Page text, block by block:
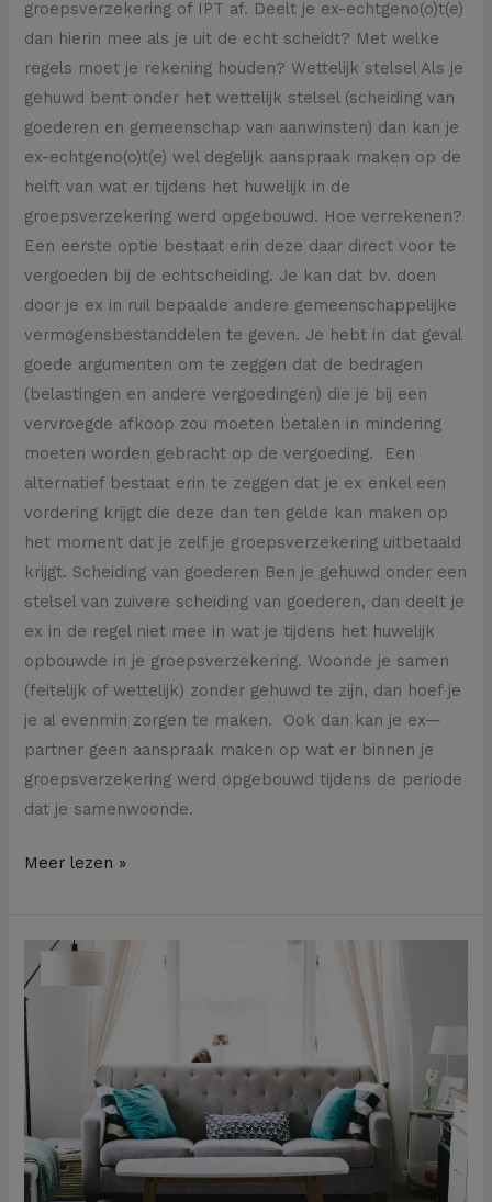
groepsverzekering of IPT af. Deelt je ex-echtgeno(o)t(e)
dan hierin mee als je uit de echt scheidt? Met welke
regels moet je rekening houden? Wettelijk stelsel Als je
gehuwd bent onder het wettelijk stelsel (scheiding van
goederen en gemeenschap van aanwinsten) dan kan je
ex-echtgeno(o)t(e) wel degelijk aanspraak maken op de
helft van wat er tijdens het huwelijk in de
groepsverzekering werd opgebouwd. Hoe verrekenen?
Een eerste optie bestaat erin deze daar direct voor te
vergoeden bij de echtscheiding. Je kan dat bv. doen
door je ex in ruil bepaalde andere gemeenschappelijke
vermogensbestanddelen te geven. Je hebt in dat geval
goede argumenten om te zeggen dat de bedragen
(belastingen en andere vergoedingen) die je bij een
vervroegde afkoop zou moeten betalen in mindering
moeten worden gebracht op de vergoeding. Een
alternatief bestaat erin te zeggen dat je ex enkel een
vordering krijgt die deze dan ten gelde kan maken op
het moment dat je zelf je groepsverzekering uitbetaald
krijgt. Scheiding van goederen Ben je gehuwd onder een
stelsel van zuivere scheiding van goederen, dan deelt je
ex in de regel niet mee in wat je tijdens het huwelijk
opbouwde in je groepsverzekering. Woonde je samen
(feitelijk of wettelijk) zonder gehuwd te zijn, dan hoef je
je al evenmin zorgen te maken. Ook dan kan je ex—
partner geen aanspraak maken op wat er binnen je
groepsverzekering werd opgebouwd tijdens de periode
dat je samenwoonde.
Meer lezen »
Wie
mag
de
meubelen
verder
gebruiken
bij
een
echtscheiding?